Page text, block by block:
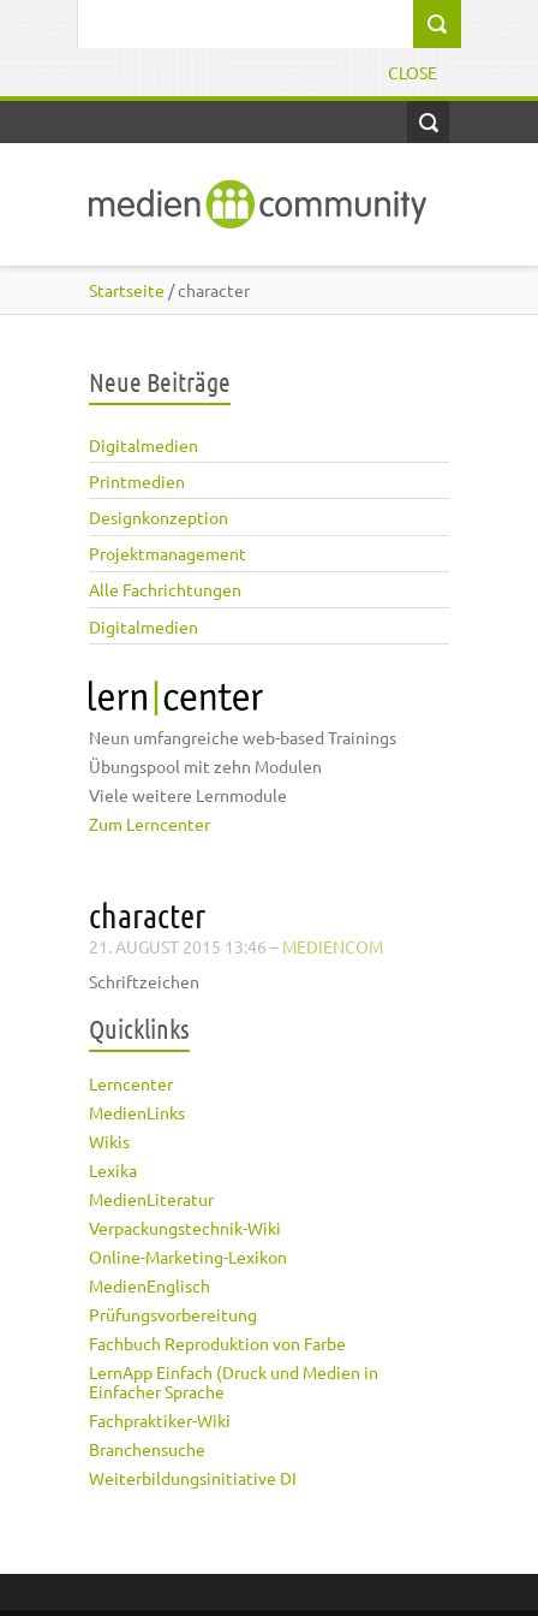
CLOSE
Startseite / character
Neue Beiträge
Digitalmedien
Printmedien
Designkonzeption
Projektmanagement
Alle Fachrichtungen
Digitalmedien
Neun umfangreiche web-based Trainings
Übungspool mit zehn Modulen
Viele weitere Lernmodule
Zum Lerncenter
character
21. AUGUST 2015 13:46 – MEDIENCOM
Schriftzeichen
Quicklinks
Lerncenter
MedienLinks
Wikis
Lexika
MedienLiteratur
Verpackungstechnik-Wiki
Online-Marketing-Lexikon
MedienEnglisch
Prüfungsvorbereitung
Fachbuch Reproduktion von Farbe
LernApp Einfach (Druck und Medien in
Einfacher Sprache
Fachpraktiker-Wiki
Branchensuche
Weiterbildungsinitiative DI